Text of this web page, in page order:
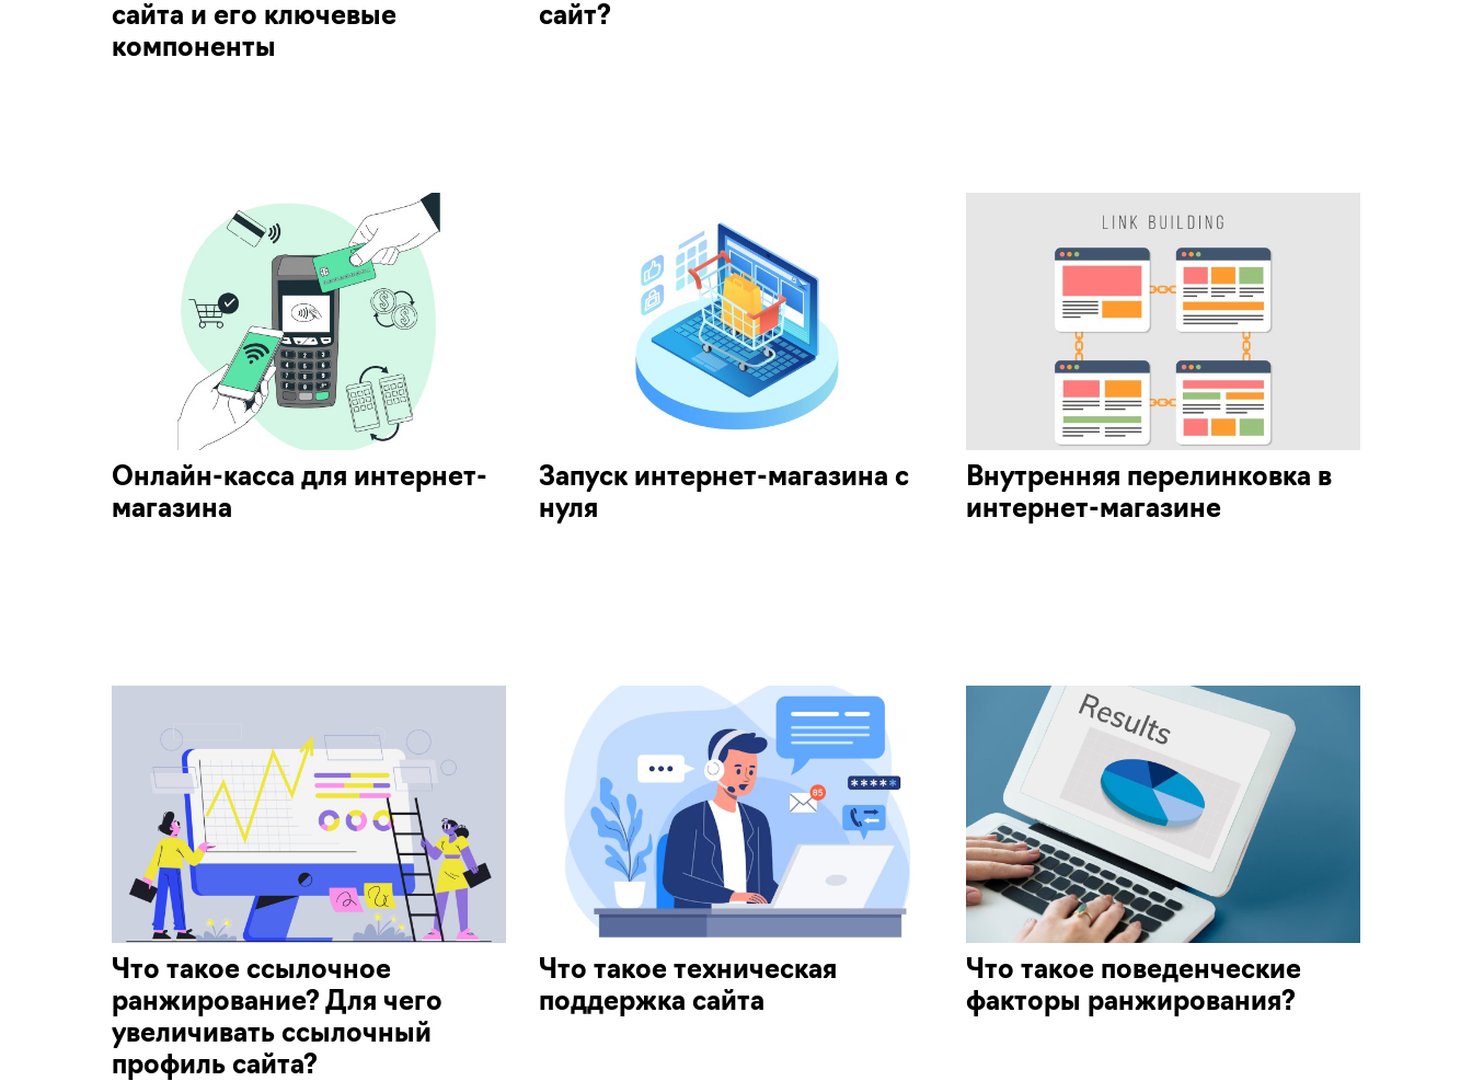
сайта и его ключевые
компоненты
сайт?
Онлайн-касса для интернет-
магазина
Запуск интернет-магазина с
нуля
Внутренняя перелинковка в
интернет-магазине
Что такое ссылочное
ранжирование? Для чего
увеличивать ссылочный
профиль сайта?
Что такое техническая
поддержка сайта
Что такое поведенческие
факторы ранжирования?